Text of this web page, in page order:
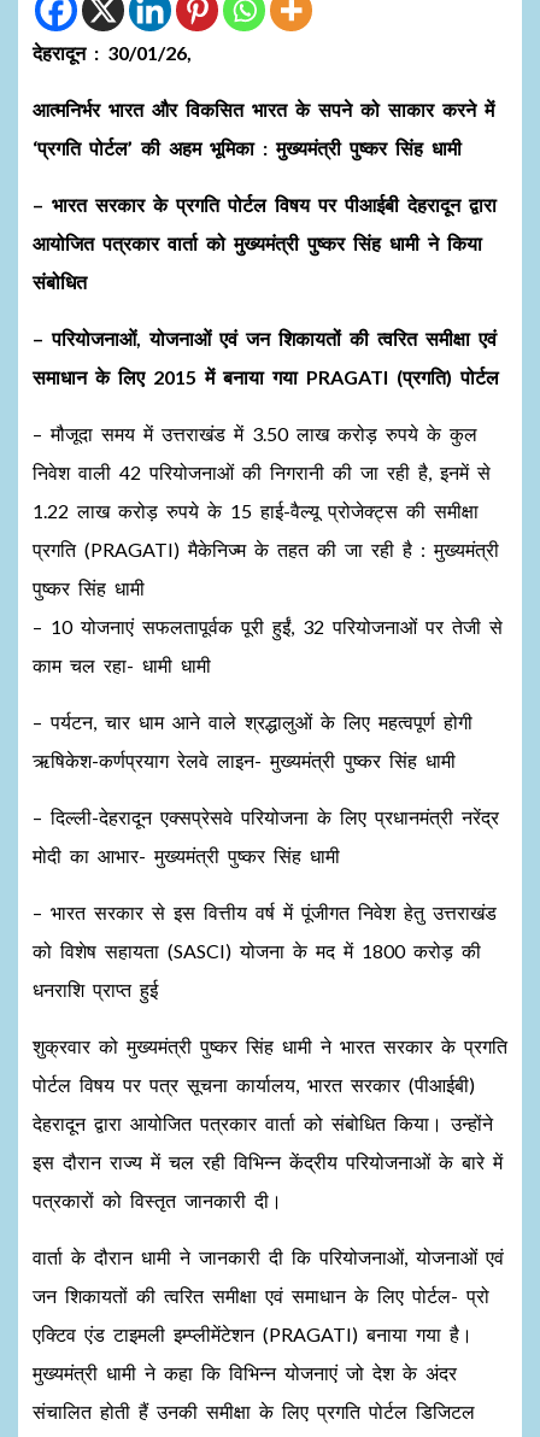
देहरादून : 30/01/26,
आत्मनिर्भर भारत और विकसित भारत के सपने को साकार करने में
‘प्रगति पोर्टल’ की अहम भूमिका : मुख्यमंत्री पुष्कर सिंह धामी
– भारत सरकार के प्रगति पोर्टल विषय पर पीआईबी देहरादून द्वारा
आयोजित पत्रकार वार्ता को मुख्यमंत्री पुष्कर सिंह धामी ने किया
संबोधित
– परियोजनाओं, योजनाओं एवं जन शिकायतों की त्वरित समीक्षा एवं
समाधान के लिए 2015 में बनाया गया PRAGATI (प्रगति) पोर्टल
– मौजूदा समय में उत्तराखंड में 3.50 लाख करोड़ रुपये के कुल
निवेश वाली 42 परियोजनाओं की निगरानी की जा रही है, इनमें से
1.22 लाख करोड़ रुपये के 15 हाई-वैल्यू प्रोजेक्ट्स की समीक्षा
प्रगति (PRAGATI) मैकेनिज्म के तहत की जा रही है : मुख्यमंत्री
पुष्कर सिंह धामी
– 10 योजनाएं सफलतापूर्वक पूरी हुईं, 32 परियोजनाओं पर तेजी से
काम चल रहा- धामी धामी
– पर्यटन, चार धाम आने वाले श्रद्धालुओं के लिए महत्वपूर्ण होगी
ऋषिकेश-कर्णप्रयाग रेलवे लाइन- मुख्यमंत्री पुष्कर सिंह धामी
– दिल्ली-देहरादून एक्सप्रेसवे परियोजना के लिए प्रधानमंत्री नरेंद्र
मोदी का आभार- मुख्यमंत्री पुष्कर सिंह धामी
– भारत सरकार से इस वित्तीय वर्ष में पूंजीगत निवेश हेतु उत्तराखंड
को विशेष सहायता (SASCI) योजना के मद में 1800 करोड़ की
धनराशि प्राप्त हुई
शुक्रवार को मुख्यमंत्री पुष्कर सिंह धामी ने भारत सरकार के प्रगति
पोर्टल विषय पर पत्र सूचना कार्यालय, भारत सरकार (पीआईबी)
देहरादून द्वारा आयोजित पत्रकार वार्ता को संबोधित किया। उन्होंने
इस दौरान राज्य में चल रही विभिन्न केंद्रीय परियोजनाओं के बारे में
पत्रकारों को विस्तृत जानकारी दी।
वार्ता के दौरान धामी ने जानकारी दी कि परियोजनाओं, योजनाओं एवं
जन शिकायतों की त्वरित समीक्षा एवं समाधान के लिए पोर्टल- प्रो
एक्टिव एंड टाइमली इम्प्लीमेंटेशन (PRAGATI) बनाया गया है।
मुख्यमंत्री धामी ने कहा कि विभिन्न योजनाएं जो देश के अंदर
संचालित होती हैं उनकी समीक्षा के लिए प्रगति पोर्टल डिजिटल